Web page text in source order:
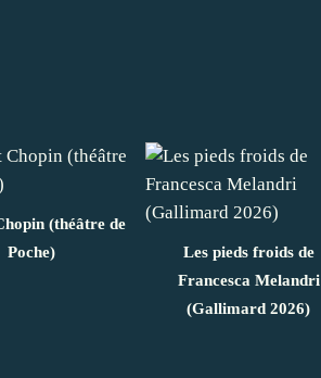
(théâtre de
Poche)
Les pieds froids de
Francesca Melandri
(Gallimard 2026)